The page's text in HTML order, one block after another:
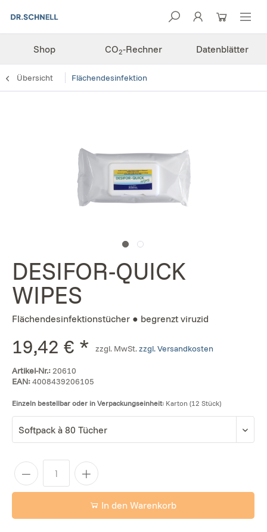
Shop CO2-Rechner Datenblätter
Übersicht Flächendesinfektion
DESIFOR-QUICK
WIPES
Flächendesinfektionstücher ● begrenzt viruzid
19,42 € * zzgl. MwSt.zzgl. Versandkosten
Artikel-Nr.:20610
EAN:4008439206105
Einzeln bestellbar oder in Verpackungseinheit: Karton (12 Stück)
In den Warenkorb